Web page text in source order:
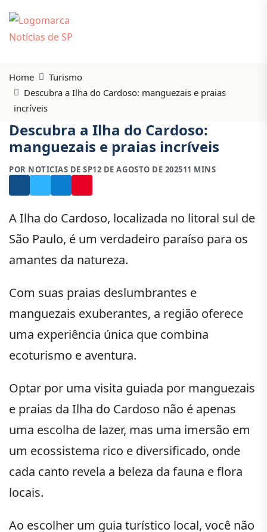
Home
Turismo
Descubra a Ilha do Cardoso: manguezais e praias
incríveis
Descubra a Ilha do Cardoso:
manguezais e praias incríveis
POR NOTICIAS DE SP12 DE AGOSTO DE 202511 MINS
A Ilha do Cardoso, localizada no litoral sul de
São Paulo, é um verdadeiro paraíso para os
amantes da natureza.
Com suas praias deslumbrantes e
manguezais exuberantes, a região oferece
uma experiência única que combina
ecoturismo e aventura.
Optar por uma visita guiada por manguezais
e praias da Ilha do Cardoso não é apenas
uma escolha de lazer, mas uma imersão em
um ecossistema rico e diversificado, onde
cada canto revela a beleza da fauna e flora
locais.
Ao escolher um guia turístico local, você não